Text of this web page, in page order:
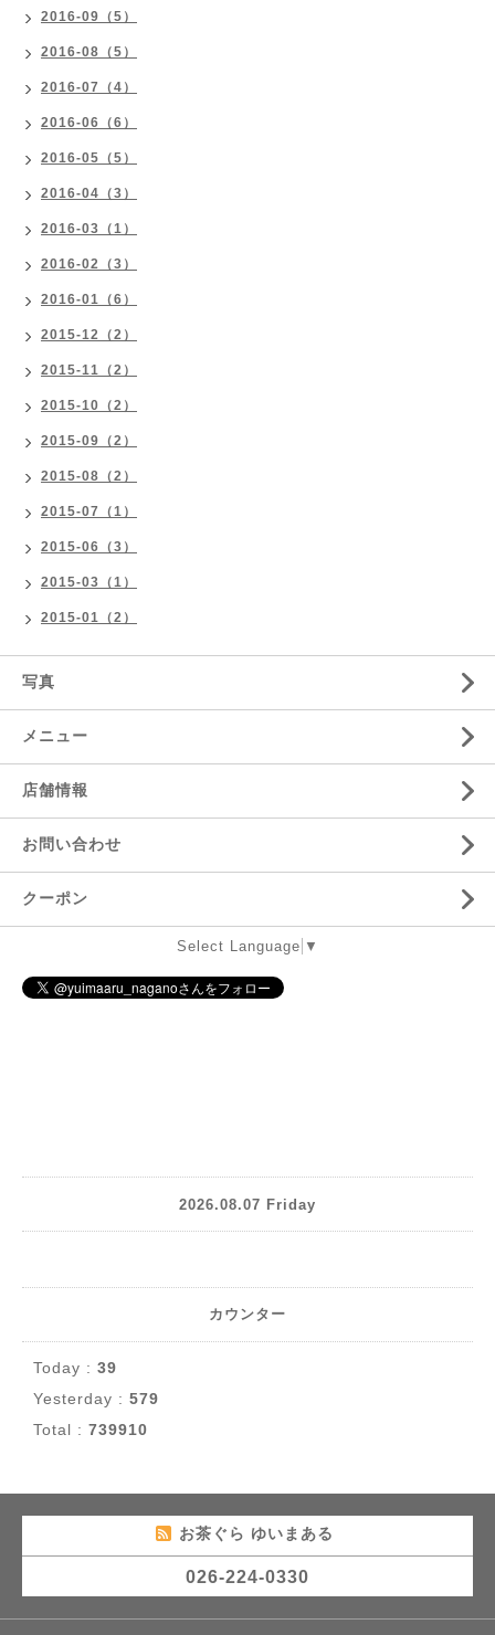
2016-09（5）
2016-08（5）
2016-07（4）
2016-06（6）
2016-05（5）
2016-04（3）
2016-03（1）
2016-02（3）
2016-01（6）
2015-12（2）
2015-11（2）
2015-10（2）
2015-09（2）
2015-08（2）
2015-07（1）
2015-06（3）
2015-03（1）
2015-01（2）
写真
メニュー
店舗情報
お問い合わせ
クーポン
Select Language ▼
2026.08.07 Friday
カウンター
Today : 39
Yesterday : 579
Total : 739910
お茶ぐら ゆいまある
026-224-0330